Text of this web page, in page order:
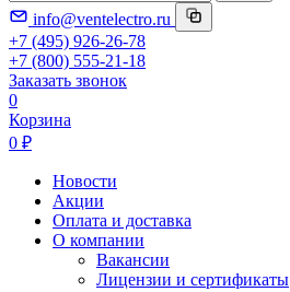
info@ventelectro.ru
+7 (495) 926-26-78
+7 (800) 555-21-18
Заказать звонок
0
Корзина
0 ₽
Новости
Акции
Оплата и доставка
О компании
Вакансии
Лицензии и сертификаты